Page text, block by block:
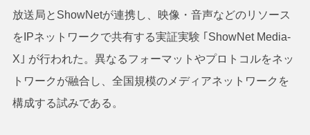
放送局とShowNetが連携し、映像・音声などのリソース
をIPネットワークで共有する実証実験 ｢ShowNet Media-
X｣ が行われた。異なるフォーマットやプロトコルをネッ
トワークが融合し、全国規模のメディアネットワークを
構成する試みである。